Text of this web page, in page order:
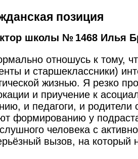
позиция
школы № 1468 Илья
отношусь к тому,
и старшеклассники)
жизнью. Я резко
и приучение к
и педагоги, и
формированию у
человека с
вызов, на который